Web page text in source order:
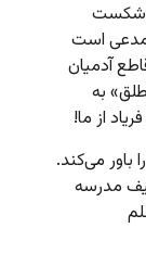
شکست
مدعی است
آدمیان
به
از ما!
می‌کند.
مدرسه